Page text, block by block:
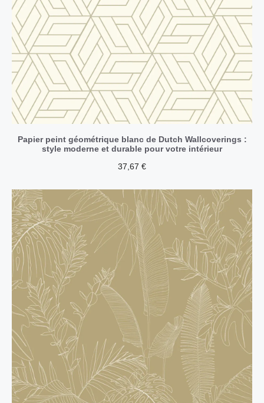
Papier peint géométrique blanc de Dutch Wallcoverings :
style moderne et durable pour votre intérieur
37,67 €